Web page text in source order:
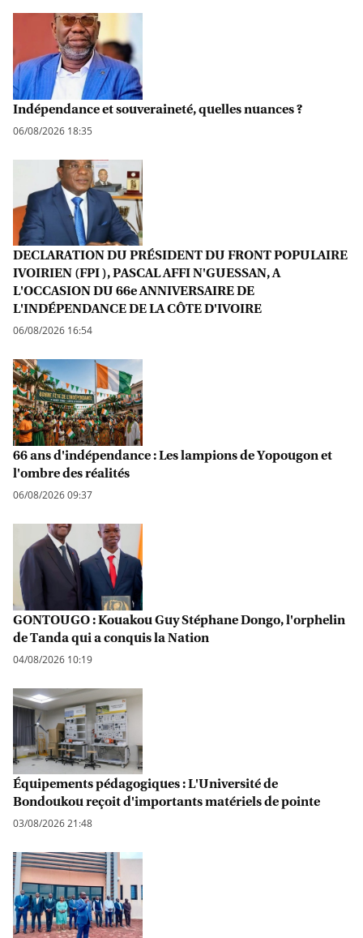
Indépendance et souveraineté, quelles nuances ?
06/08/2026 18:35
DECLARATION DU PRÉSIDENT DU FRONT POPULAIRE
IVOIRIEN (FPI ), PASCAL AFFI N'GUESSAN, A
L'OCCASION DU 66e ANNIVERSAIRE DE
L'INDÉPENDANCE DE LA CÔTE D'IVOIRE
06/08/2026 16:54
66 ans d'indépendance : Les lampions de Yopougon et
l'ombre des réalités
06/08/2026 09:37
GONTOUGO : Kouakou Guy Stéphane Dongo, l'orphelin
de Tanda qui a conquis la Nation
04/08/2026 10:19
Équipements pédagogiques : L'Université de
Bondoukou reçoit d'importants matériels de pointe
03/08/2026 21:48